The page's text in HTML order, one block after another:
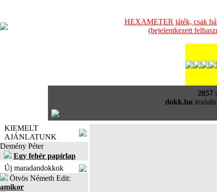
HEXAMETER játék, csak
(bejelentkezett
2857
dokk.hu
KIEMELT
AJÁNLATUNK
Demény Péter
Egy fehér papírlap
Új maradandokkok
Ötvös Németh Edit:
amikor